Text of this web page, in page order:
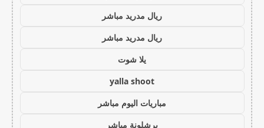
ريال مدريد مباشر
ريال مدريد مباشر
يلا شوت
yalla shoot
مباريات اليوم مباشر
برشلونة مباشر